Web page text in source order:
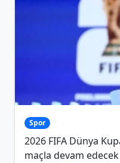
Spor
2026 FIFA Dünya
maçla devam edecek